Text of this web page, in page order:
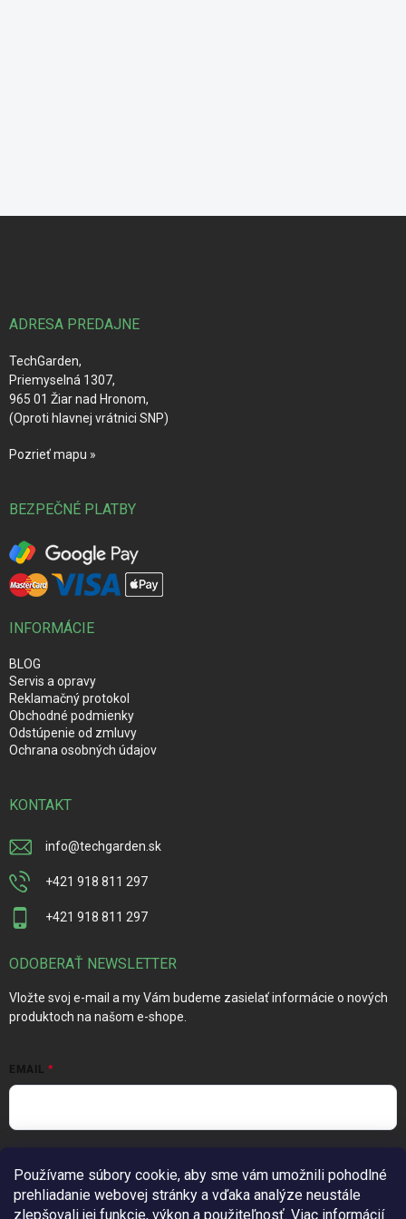
Používame súbory cookie, aby sme vám umožnili pohodlné
prehliadanie webovej stránky a vďaka analýze neustále
zlepšovali jej funkcie, výkon a použiteľnosť. Viac informácií
ADRESA PREDAJNE
TechGarden,
Priemyselná 1307,
965 01 Žiar nad Hronom,
(Oproti hlavnej vrátnici SNP)
Pozrieť mapu »
BEZPEČNÉ PLATBY
INFORMÁCIE
BLOG
Servis a opravy
Reklamačný protokol
Obchodné podmienky
Odstúpenie od zmluvy
Ochrana osobných údajov
KONTAKT
info@techgarden.sk
+421 918 811 297
+421 918 811 297
ODOBERAŤ NEWSLETTER
Vložte svoj e-mail a my Vám budeme zasielať informácie o nových
produktoch na našom e-shope.
EMAIL
údajov
Prihlásiť sa